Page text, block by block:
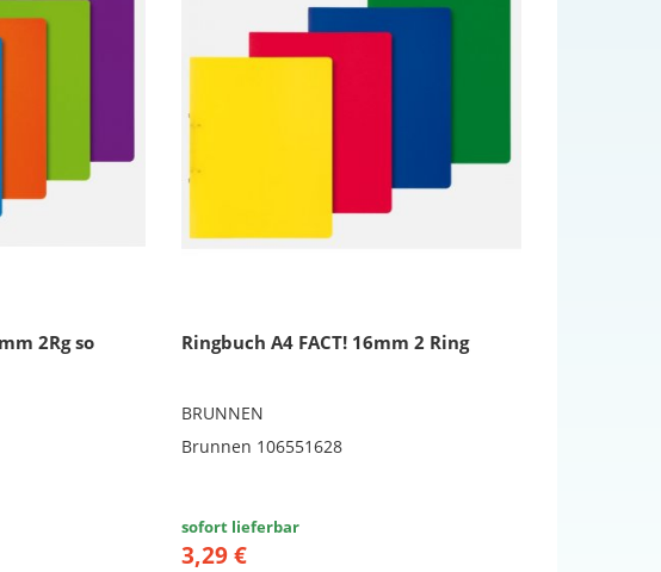
2Rg so Ringbuch A4 FACT! 16mm 2 Ring
BRUNNEN
Brunnen 106551628
sofort lieferbar
3,29 €